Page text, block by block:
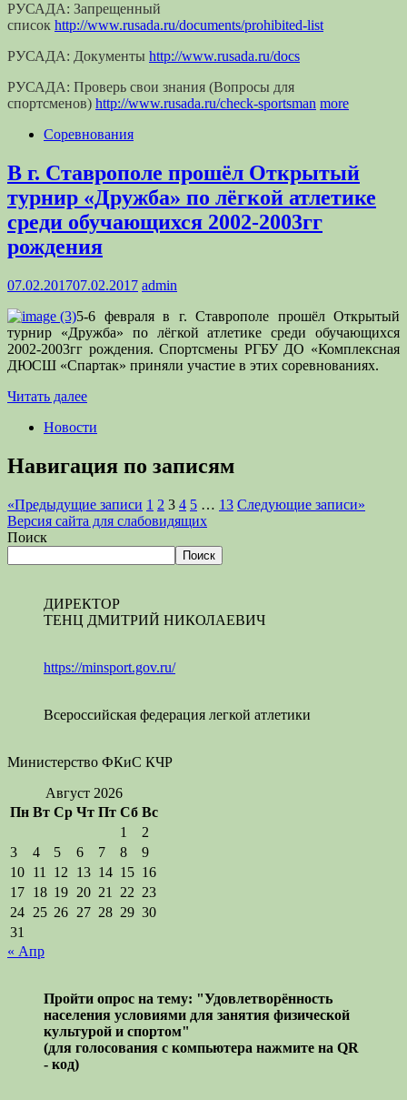
РУСАДА: Запрещенный
список http://www.rusada.ru/documents/prohibited-list
РУСАДА: Документы http://www.rusada.ru/docs
РУСАДА: Проверь свои знания (Вопросы для
спортсменов) http://www.rusada.ru/check-sportsman more
Соревнования
В г. Ставрополе прошёл Открытый
турнир «Дружба» по лёгкой атлетике
среди обучающихся 2002-2003гг
рождения
07.02.201707.02.2017 admin
5-6 февраля в г. Ставрополе прошёл Открытый
турнир «Дружба» по лёгкой атлетике среди обучающихся
2002-2003гг рождения. Спортсмены РГБУ ДО «Комплексная
ДЮСШ «Спартак» приняли участие в этих соревнованиях.
Читать далее
Новости
Навигация по записям
«Предыдущие записи 1 2 3 4 5 … 13 Следующие записи»
Версия сайта для слабовидящих
Поиск
Поиск
ДИРЕКТОР
ТЕНЦ ДМИТРИЙ НИКОЛАЕВИЧ
https://minsport.gov.ru/
Всероссийская федерация легкой атлетики
Министерство ФКиС КЧР
Август 2026
Пн Вт Ср Чт Пт Сб Вс
1
2
3
4 5 6 7 8
9
10 11 12 13 14 15 16
17 18 19 20 21 22 23
24 25 26 27 28 29 30
31
« Апр
Пройти опрос на тему: "Удовлетворённость
населения условиями для занятия физической
культурой и спортом"
(для голосования с компьютера нажмите на QR
- код)